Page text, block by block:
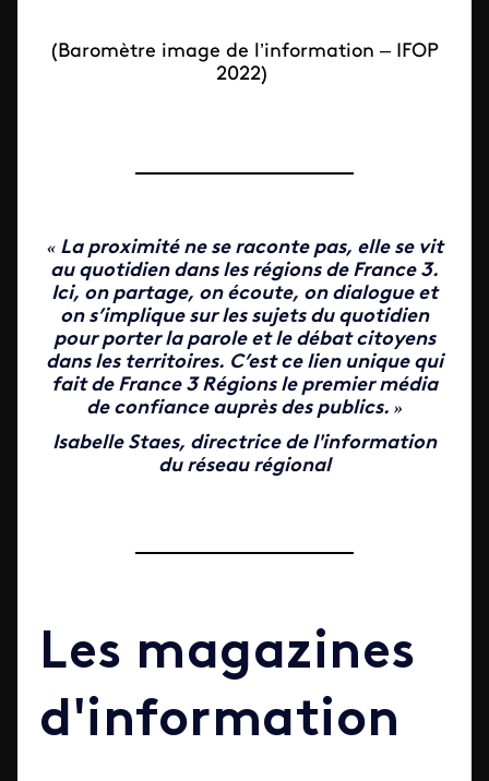
(Baromètre image de l’information – IFOP
2022)
« La proximité ne se raconte pas, elle se vit
au quotidien dans les régions de France 3.
Ici, on partage, on écoute, on dialogue et
on s’implique sur les sujets du quotidien
pour porter la parole et le débat citoyens
dans les territoires. C’est ce lien unique qui
fait de France 3 Régions le premier média
de confiance auprès des publics. »
Isabelle Staes, directrice de l'information
du réseau régional
Les magazines
d'information